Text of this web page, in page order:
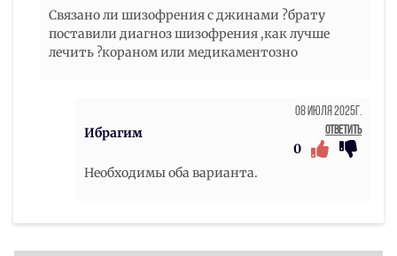
Связано ли шизофрения с джинами ?брату
поставили диагноз шизофрения ,как лучше
лечить ?кораном или медикаментозно
Ибрагим
08 Июля 2025г.
Ответить
0
Необходимы оба варианта.